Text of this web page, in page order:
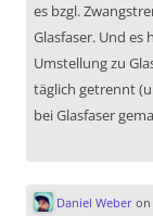
es bzgl.
Glasfaser. Und
Umstellung zu
täglich getrennt
bei Glasfaser
Daniel Weberon